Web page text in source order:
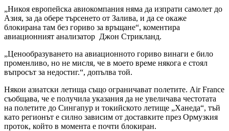
„Никоя европейска авиокомпания няма да изпрати самолет до
Азия, за да обере търсенето от Залива, и да се окаже
блокирана там без гориво за връщане“, коментира
авиационният анализатор Джон Стрикланд.
„Ценообразуването на авиационното гориво винаги е било
променливо, но не мисля, че в моето време някога е стоял
въпросът за недостиг.“, допълва той.
Някои азиатски летища също ограничават полетите. Air France
съобщава, че е получила указания да не увеличава честотата
на полетите до Сингапур и токийското летище „Ханеда“, тъй
като регионът е силно зависим от доставките през Ормузкия
проток, който в момента е почти блокиран.